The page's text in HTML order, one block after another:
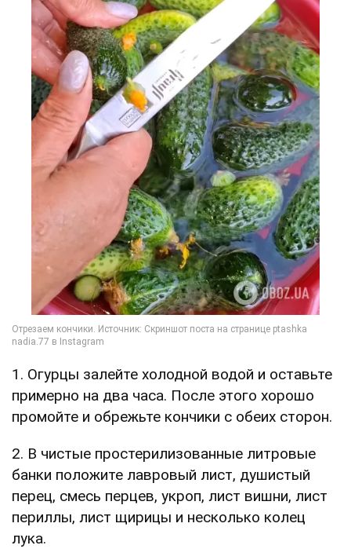
1. Огурцы залейте холодной водой и оставьте
примерно на два часа. После этого хорошо
промойте и обрежьте кончики с обеих сторон.
2. В чистые простерилизованные литровые
банки положите лавровый лист, душистый
перец, смесь перцев, укроп, лист вишни, лист
периллы, лист щирицы и несколько колец
лука.